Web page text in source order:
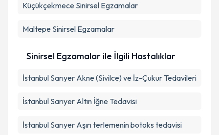
Küçükçekmece Sinirsel Egzamalar
Maltepe Sinirsel Egzamalar
Sinirsel Egzamalar ile İlgili Hastalıklar
İstanbul Sarıyer Akne (Sivilce) ve İz-Çukur Tedavileri
İstanbul Sarıyer Altın İğne Tedavisi
İstanbul Sarıyer Aşırı terlemenin botoks tedavisi